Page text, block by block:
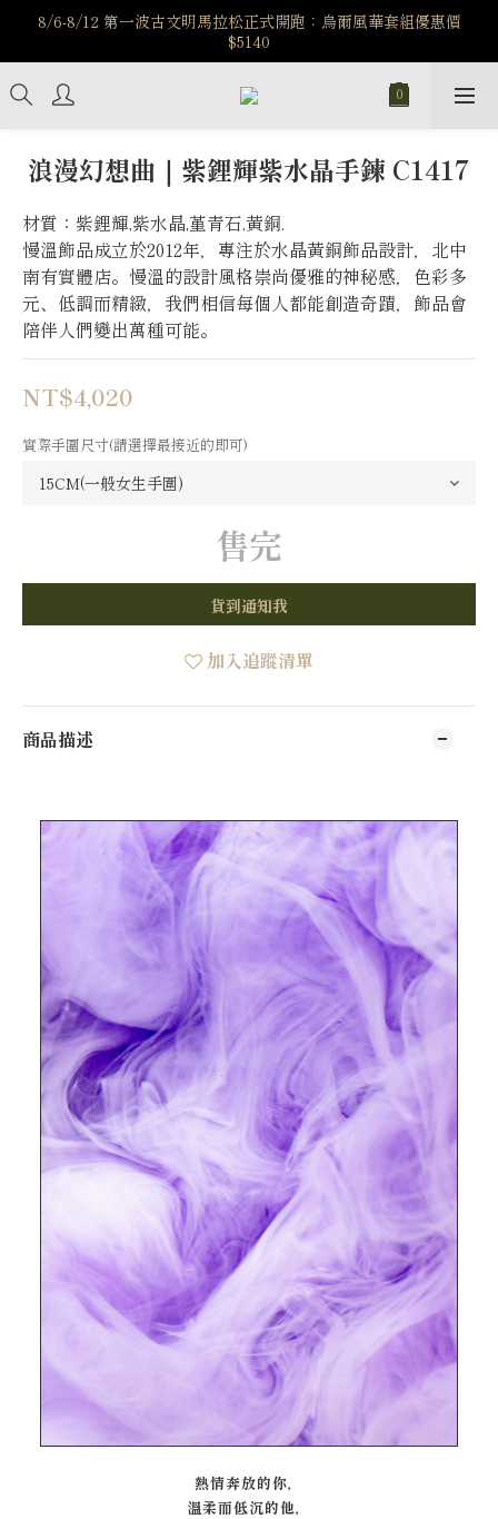
️8/6-8/12 第一波古文明馬拉松正式開跑：烏爾風華套組優惠價
$5140
️8/6-8/12 第一波古文明馬拉松正式開跑：烏爾風華套組優惠價
$5140
7/15-8/25 神秘星象學系列｜獅子座時區 項鍊 X 戒指 X 手鍊 享福
利
新註冊會員享$100購物金，立即註冊，踏上飾品的奇幻之旅
$5140
浪漫幻想曲｜紫鋰輝紫水晶手鍊 C1417
材質：紫鋰輝,紫水晶,堇青石,黃銅.
慢溫飾品成立於2012年，專注於水晶黃銅飾品設計，北中
南有實體店。慢溫的設計風格崇尚優雅的神秘感，色彩多
元、低調而精緻，我們相信每個人都能創造奇蹟，飾品會
陪伴人們變出萬種可能。
NT$4,020
實際手圍尺寸(請選擇最接近的即可)
售完
貨到通知我
加入追蹤清單
商品描述
熱情奔放的你，
溫柔而低沉的他，